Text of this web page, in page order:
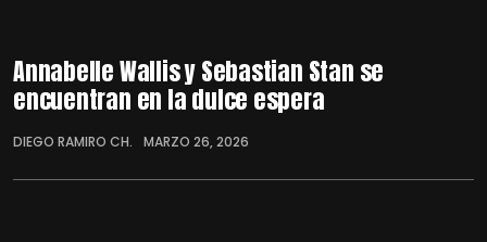
Annabelle Wallis y Sebastian Stan se
encuentran en la dulce espera
DIEGO RAMIRO CH. MARZO 26, 2026